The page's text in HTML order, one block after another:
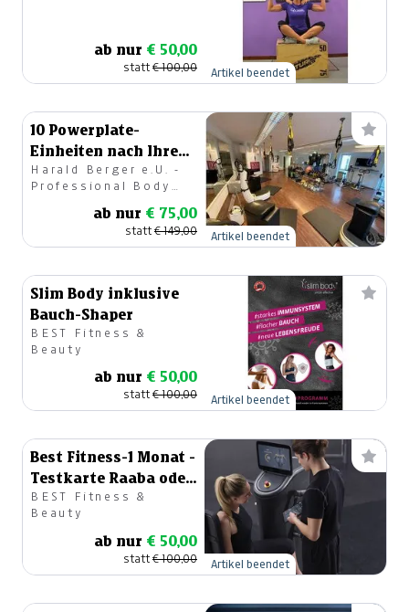
ab nur € 50,00
statt€ 100,00 Artikel beendet
10 Powerplate-
Einheiten nach Ihren
Bedürfnissen
(Neukunden)
Harald Berger e.U. -
Professional Body
ab nur € 75,00
statt€ 149,00 Artikel beendet
Slim Body inklusive
Bauch-Shaper
BEST Fitness &
Beauty
ab nur € 50,00
statt€ 100,00 Artikel beendet
Best Fitness-1 Monat -
Testkarte Raaba oder
Graz
BEST Fitness &
Beauty
ab nur € 50,00
statt€ 100,00 Artikel beendet